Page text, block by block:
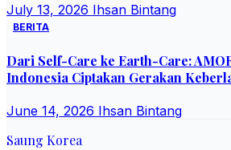
July 13, 2026 Ihsan Bintang
BERITA
Dari Self-Care ke Earth-Care:
Indonesia Ciptakan Gerakan
June 14, 2026 Ihsan Bintang
Saung Korea